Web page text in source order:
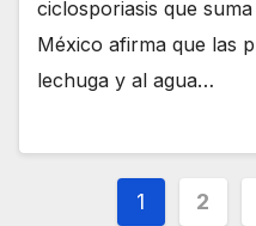
ciclosporiasis que
México afirma que las
lechuga y al agua…
Posts
1 2